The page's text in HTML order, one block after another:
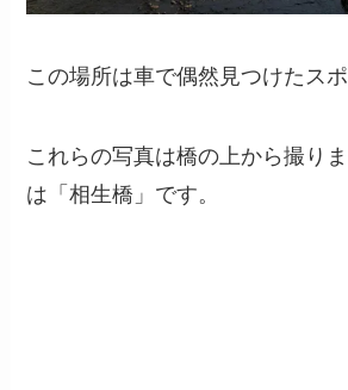
この場所は車で偶然見つけたスポ
これらの写真は橋の上から撮り
は「相生橋」です。